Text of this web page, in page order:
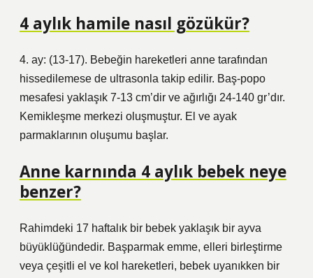
4 aylık hamile nasıl gözükür?
4. ay: (13-17). Bebeğin hareketleri anne tarafından
hissedilemese de ultrasonla takip edilir. Baş-popo
mesafesi yaklaşık 7-13 cm’dir ve ağırlığı 24-140 gr’dır.
Kemikleşme merkezi oluşmuştur. El ve ayak
parmaklarının oluşumu başlar.
Anne karnında 4 aylık bebek neye
benzer?
Rahimdeki 17 haftalık bir bebek yaklaşık bir ayva
büyüklüğündedir. Başparmak emme, elleri birleştirme
veya çeşitli el ve kol hareketleri, bebek uyanıkken bir